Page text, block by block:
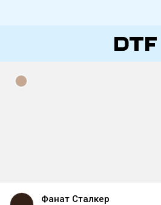
Фанат Сталкер